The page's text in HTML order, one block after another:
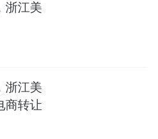
场。面对发达市场应用场
疗基建完善的行业机遇，
，持续提升市场份额。
三甲医院到国际救
挽救世界
临床实际应用价值。依托
浙江美
浙江美
商转让